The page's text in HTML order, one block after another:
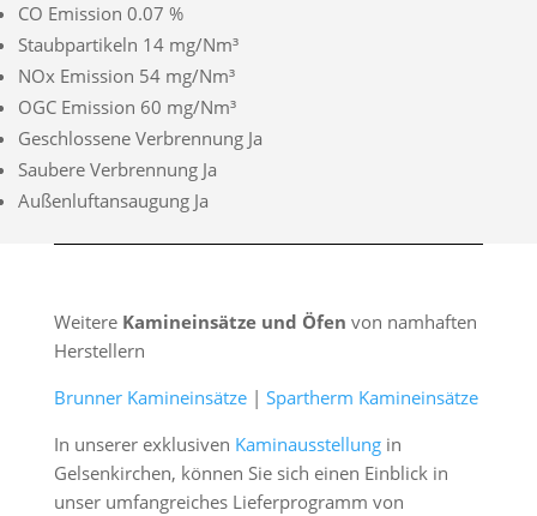
CO Emission 0.07 %
Staubpartikeln 14 mg/Nm³
NOx Emission 54 mg/Nm³
OGC Emission 60 mg/Nm³
Geschlossene Verbrennung Ja
Saubere Verbrennung Ja
Außenluftansaugung Ja
Weitere Kamineinsätze und Öfen von namhaften
Herstellern
Brunner Kamineinsätze| Spartherm Kamineinsätze
In unserer exklusiven Kaminausstellungin
Gelsenkirchen, können Sie sich einen Einblick in
unser umfangreiches Lieferprogramm von